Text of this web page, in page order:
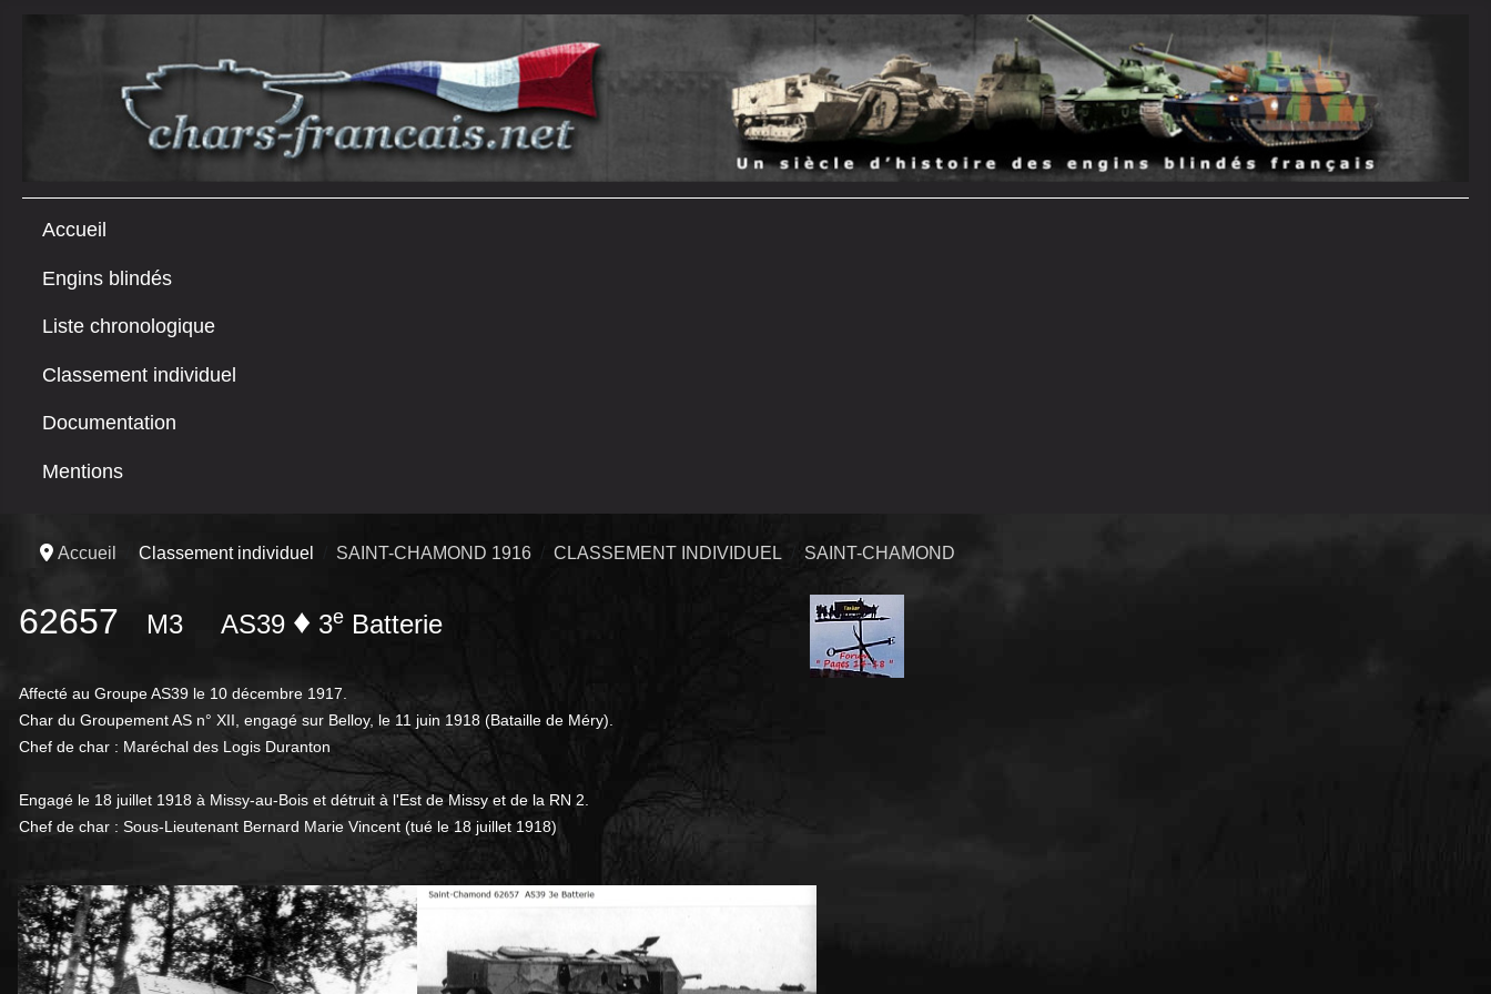
Accueil
Engins blindés
Liste chronologique
Classement individuel
Documentation
Mentions
Accueil Classement individuel SAINT-CHAMOND 1916 CLASSEMENT INDIVIDUEL SAINT-CHAMOND
62657 M3 AS39 ♦ 3e Batterie
Affecté au Groupe AS39 le 10 décembre 1917.
Char du Groupement AS n° XII, engagé sur Belloy, le 11 juin 1918 (Bataille de Méry).
Chef de char : Maréchal des Logis Duranton
Engagé le 18 juillet 1918 à Missy-au-Bois et détruit à l'Est de Missy et de la RN 2.
Chef de char : Sous-Lieutenant Bernard Marie Vincent (tué le 18 juillet 1918)